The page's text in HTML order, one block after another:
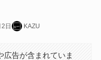
日 KAZU
広告が含まれていま